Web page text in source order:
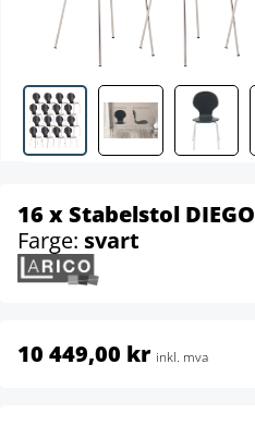
16 x Stabelstol DIEGO
Farge: svart
10 449,00 kr inkl. mva